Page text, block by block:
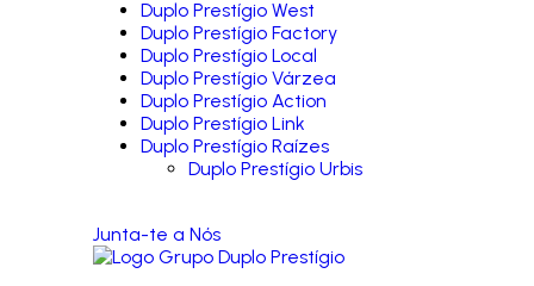
Duplo Prestígio West
Duplo Prestígio Factory
Duplo Prestígio Local
Duplo Prestígio Várzea
Duplo Prestígio Action
Duplo Prestígio Link
Duplo Prestígio Raízes
Duplo Prestígio Urbis
Junta-te a Nós